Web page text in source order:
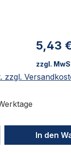
5,43
zzgl.
zzgl.
GibIn den